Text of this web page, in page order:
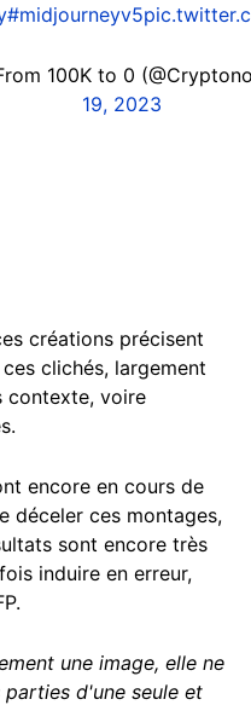
#midjourneyv5
100K to 0
19, 2023
créations précisent
clichés, largement
contexte, voire
encore en cours de
déceler ces montages,
sont encore très
induire en erreur,
une image, elle ne
d'une seule et